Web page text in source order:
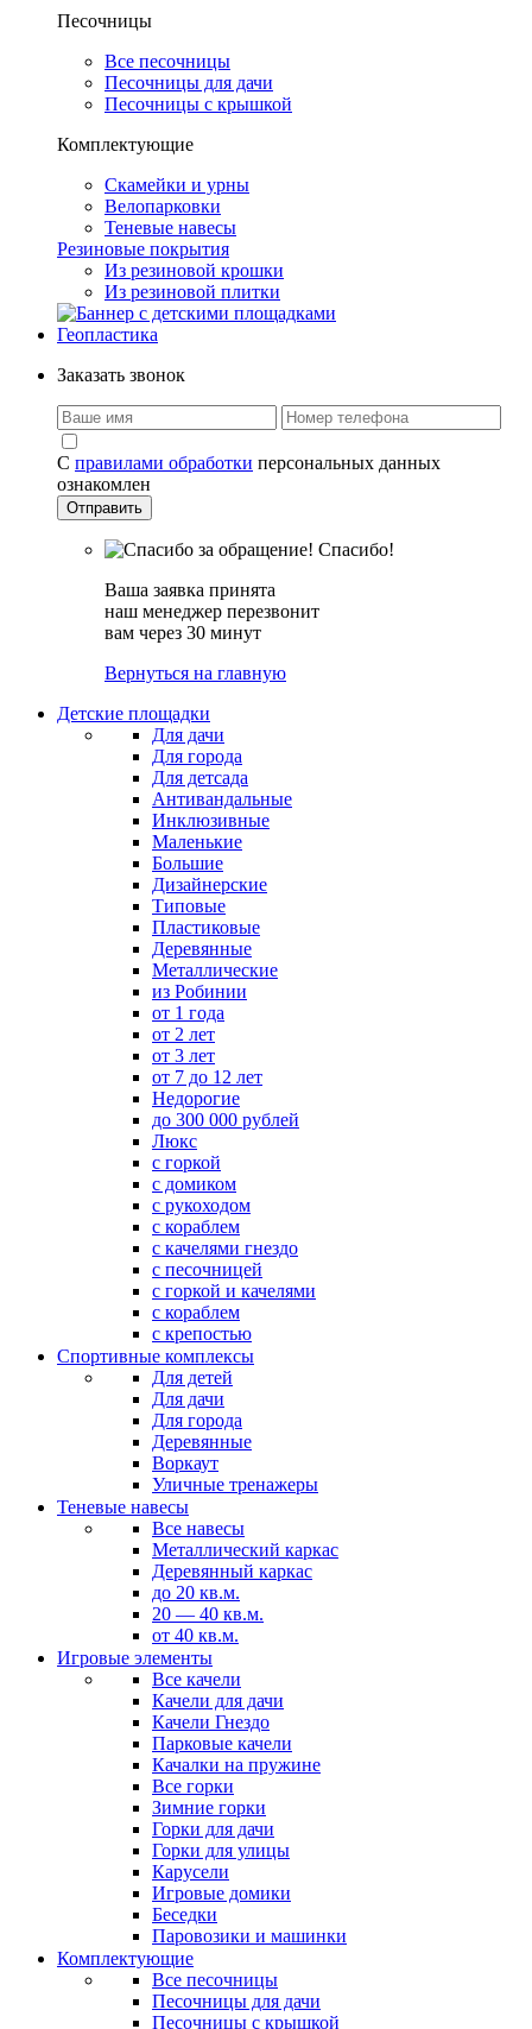
Песочницы
Все песочницы
Песочницы для дачи
Песочницы с крышкой
Комплектующие
Скамейки и урны
Велопарковки
Теневые навесы
Резиновые покрытия
Из резиновой крошки
Из резиновой плитки
Геопластика
Заказать звонок
С правилами обработки персональных данных
ознакомлен
Спасибо!
Ваша заявка принята
наш менеджер перезвонит
вам через 30 минут
Вернуться на главную
Детские площадки
Для дачи
Для города
Для детсада
Антивандальные
Инклюзивные
Маленькие
Большие
Дизайнерские
Типовые
Пластиковые
Деревянные
Металлические
из Робинии
от 1 года
от 2 лет
от 3 лет
от 7 до 12 лет
Недорогие
до 300 000 рублей
Люкс
с горкой
с домиком
с рукоходом
с кораблем
с качелями гнездо
с песочницей
с горкой и качелями
с кораблем
с крепостью
Спортивные комплексы
Для детей
Для дачи
Для города
Деревянные
Воркаут
Уличные тренажеры
Теневые навесы
Все навесы
Металлический каркас
Деревянный каркас
до 20 кв.м.
20 — 40 кв.м.
от 40 кв.м.
Игровые элементы
Все качели
Качели для дачи
Качели Гнездо
Парковые качели
Качалки на пружине
Все горки
Зимние горки
Горки для дачи
Горки для улицы
Карусели
Игровые домики
Беседки
Паровозики и машинки
Комплектующие
Все песочницы
Песочницы для дачи
Песочницы с крышкой